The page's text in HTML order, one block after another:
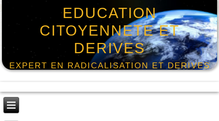
EDUCATION
CITOYENNETE ET
DERIVES
EXPERT EN RADICALISATION ET DERIVES